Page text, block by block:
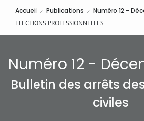
Accueil Publications Numéro 12 -
ELECTIONS PROFESSIONNELLES
Numéro 12 -
Bulletin des arrêts
civiles